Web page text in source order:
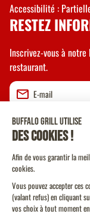
Accessibilité :
RESTEZ
Inscrivez-vous à
restaurant.
Valider